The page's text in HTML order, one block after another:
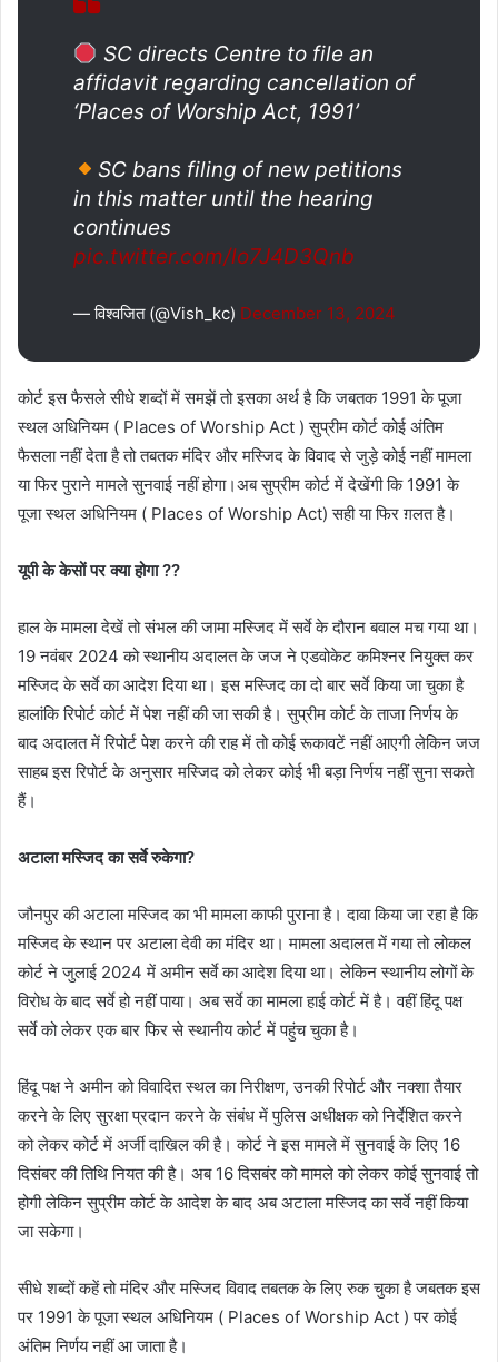
SC directs Centre to file an
affidavit regarding cancellation of
‘Places of Worship Act, 1991’
SC bans filing of new petitions
in this matter until the hearing
continues
pic.twitter.com/lo7J4D3Qnb
— विश्वजित (@Vish_kc) December 13, 2024
कोर्ट इस फैसले सीधे शब्दों में समझें तो इसका अर्थ है कि जबतक 1991 के पूजा
स्थल अधिनियम ( Places of Worship Act ) सुप्रीम कोर्ट कोई अंतिम
फैसला नहीं देता है तो तबतक मंदिर और मस्जिद के विवाद से जुड़े कोई नहीं मामला
या फिर पुराने मामले सुनवाई नहीं होगा।अब सुप्रीम कोर्ट में देखेंगी कि 1991 के
पूजा स्थल अधिनियम ( Places of Worship Act) सही या फिर ग़लत है।
यूपी के केसों पर क्या होगा ??
हाल के मामला देखें तो संभल की जामा मस्जिद में सर्वे के दौरान बवाल मच गया था।
19 नवंबर 2024 को स्थानीय अदालत के जज ने एडवोकेट कमिश्नर नियुक्त कर
मस्जिद के सर्वे का आदेश दिया था। इस मस्जिद का दो बार सर्वे किया जा चुका है
हालांकि रिपोर्ट कोर्ट में पेश नहीं की जा सकी है। सुप्रीम कोर्ट के ताजा निर्णय के
बाद अदालत में रिपोर्ट पेश करने की राह में तो कोई रूकावटें नहीं आएगी लेकिन जज
साहब इस रिपोर्ट के अनुसार मस्जिद को लेकर कोई भी बड़ा निर्णय नहीं सुना सकते
हैं।
अटाला मस्जिद का सर्वे रुकेगा?
जौनपुर की अटाला मस्जिद का भी मामला काफी पुराना है। दावा किया जा रहा है कि
मस्जिद के स्थान पर अटाला देवी का मंदिर था। मामला अदालत में गया तो लोकल
कोर्ट ने जुलाई 2024 में अमीन सर्वे का आदेश दिया था। लेकिन स्थानीय लोगों के
विरोध के बाद सर्वे हो नहीं पाया। अब सर्वे का मामला हाई कोर्ट में है। वहीं हिंदू पक्ष
सर्वे को लेकर एक बार फिर से स्थानीय कोर्ट में पहुंच चुका है।
हिंदू पक्ष ने अमीन को विवादित स्थल का निरीक्षण, उनकी रिपोर्ट और नक्शा तैयार
करने के लिए सुरक्षा प्रदान करने के संबंध में पुलिस अधीक्षक को निर्देशित करने
को लेकर कोर्ट में अर्जी दाखिल की है। कोर्ट ने इस मामले में सुनवाई के लिए 16
दिसंबर की तिथि नियत की है। अब 16 दिसबंर को मामले को लेकर कोई सुनवाई तो
होगी लेकिन सुप्रीम कोर्ट के आदेश के बाद अब अटाला मस्जिद का सर्वे नहीं किया
जा सकेगा।
सीधे शब्दों कहें तो मंदिर और मस्जिद विवाद तबतक के लिए रुक चुका है जबतक इस
पर 1991 के पूजा स्थल अधिनियम ( Places of Worship Act ) पर कोई
अंतिम निर्णय नहीं आ जाता है।